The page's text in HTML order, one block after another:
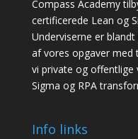
Compass Academy
certificerede Lean og
Underviserne er
af vores opgaver
vi private og offentlige
Sigma og RPA
Info links